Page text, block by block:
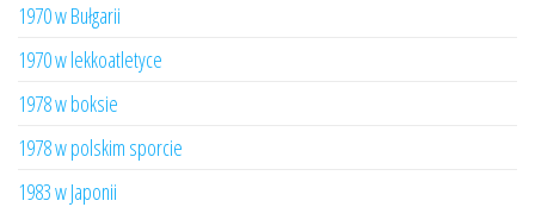
1970 w Bułgarii
1970 w lekkoatletyce
1978 w boksie
1978 w polskim sporcie
1983 w Japonii